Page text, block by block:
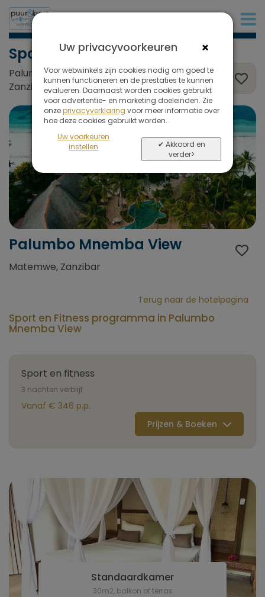
Sport en Fitness
Palumbo Mnemba View, Matemwe,
Zanzibar
Palumbo Mnemba View
Matemwe, Zanzibar
Terug naar de hotelpagina
Sport en Fitness programma in Palumbo
Mnemba View
Sport en fitness
3 nachten verblijf
Vanaf € 346 p.p.
Prijzen & Boeken
Standaardkamer
30m2, balkon of terras
×
Uw privacyvoorkeuren
Voor webwinkels zijn cookies nodig om goed te
kunnen functioneren en de prestaties te kunnen
evalueren. Daarnaast worden cookies gebruikt
voor advertentie- en marketing doeleinden. Zie
onzeprivacyverklaring voor meer informatie over
hoe deze cookies gebruikt worden.
Uw voorkeuren
instellen
✔ Akkoord en
verder>